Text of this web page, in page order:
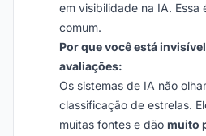
em visibilidade na IA. Essa
comum.
Por que você está
avaliações:
Os sistemas de IA não
classificação de estrelas.
muitas fontes e dão muito